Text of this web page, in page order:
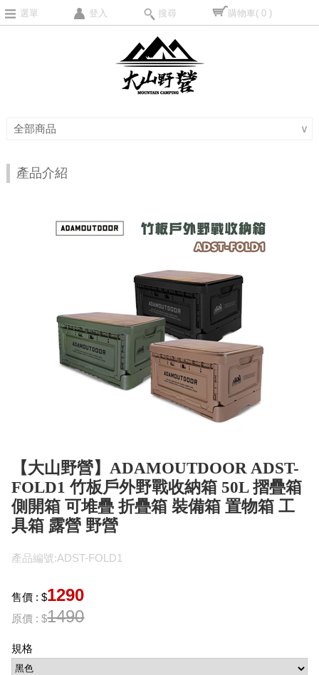
選單 登入 搜尋 購物車( 0 )
全部商品 ∨
產品介紹
【大山野營】ADAMOUTDOOR ADST-
FOLD1 竹板戶外野戰收納箱 50L 摺疊箱
側開箱 可堆疊 折疊箱 裝備箱 置物箱 工
具箱 露營 野營
產品編號:ADST-FOLD1
售價 : $1290
原價 : $1490
規格